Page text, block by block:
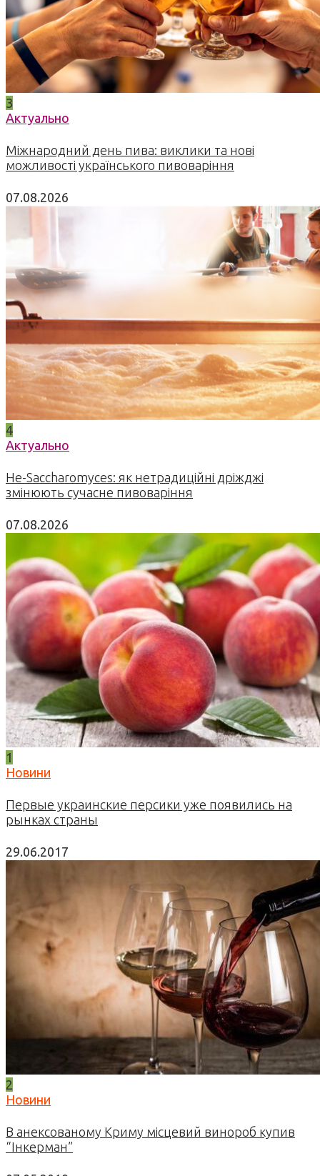
3
Актуально
Міжнародний день пива: виклики та нові
можливості українського пивоваріння
07.08.2026
4
Актуально
Не-Saccharomyces: як нетрадиційні дріжджі
змінюють сучасне пивоваріння
07.08.2026
1
Новини
Первые украинские персики уже появились на
рынках страны
29.06.2017
2
Новини
В анексованому Криму місцевий винороб купив
“Інкерман”